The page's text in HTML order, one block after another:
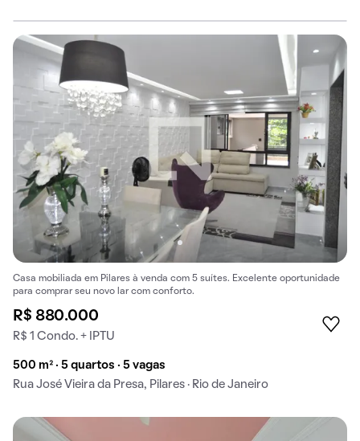
Casa mobiliada em Pilares à venda com 5 suítes. Excelente oportunidade
para comprar seu novo lar com conforto.
R$ 880.000
R$ 1 Condo. + IPTU
500 m² · 5 quartos · 5 vagas
Rua José Vieira da Presa, Pilares · Rio de Janeiro